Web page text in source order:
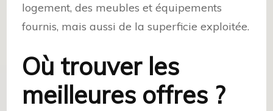
logement, des meubles et équipements
fournis, mais aussi de la superficie exploitée.
Où trouver les
meilleures offres ?